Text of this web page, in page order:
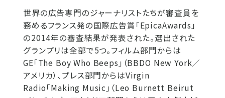
世界の広告専門のジャーナリストたちが審査員を
務めるフランス発の国際広告賞「EpicaAwards」
の2014年の審査結果が発表された。選出された
グランプリは全部で5つ。フィルム部門からは
GE「The Boy Who Beeps」（BBDO New York／
アメリカ）、プレス部門からはVirgin
Radio「Making Music」（Leo Burnett Beirut